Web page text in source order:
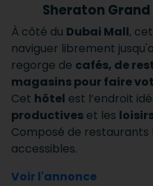
Sheraton
À côté du Dubai Mall,
naviguer librement
regorge de cafés, de
magasins pour faire
Cet hôtel est l’endroit
productives et les
Composé de restaurants
accessibles.
Voir l'annonce